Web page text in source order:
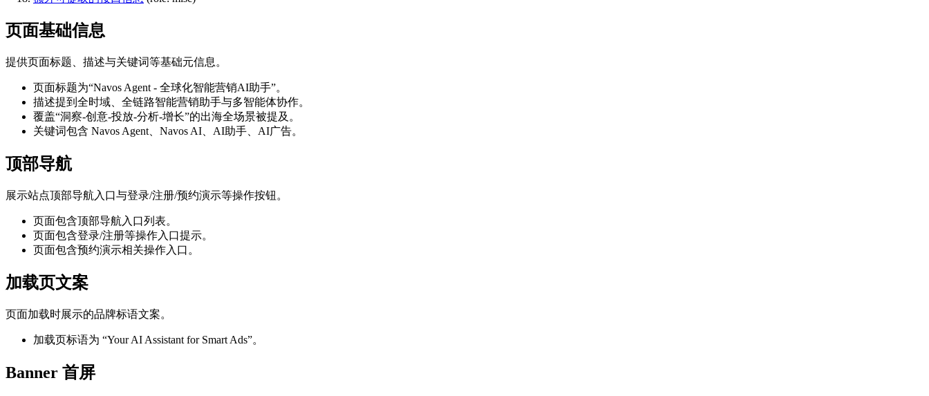
页面基础信息
提供页面标题、描述与关键词等基础元信息。
页面标题为“Navos Agent - 全球化智能营销AI助手”。
描述提到全时域、全链路智能营销助手与多智能体协作。
覆盖“洞察-创意-投放-分析-增长”的出海全场景被提及。
关键词包含 Navos Agent、Navos AI、AI助手、AI广告。
顶部导航
展示站点顶部导航入口与登录/注册/预约演示等操作按钮。
页面包含顶部导航入口列表。
页面包含登录/注册等操作入口提示。
页面包含预约演示相关操作入口。
加载页文案
页面加载时展示的品牌标语文案。
加载页标语为 “Your AI Assistant for Smart Ads”。
Banner 首屏